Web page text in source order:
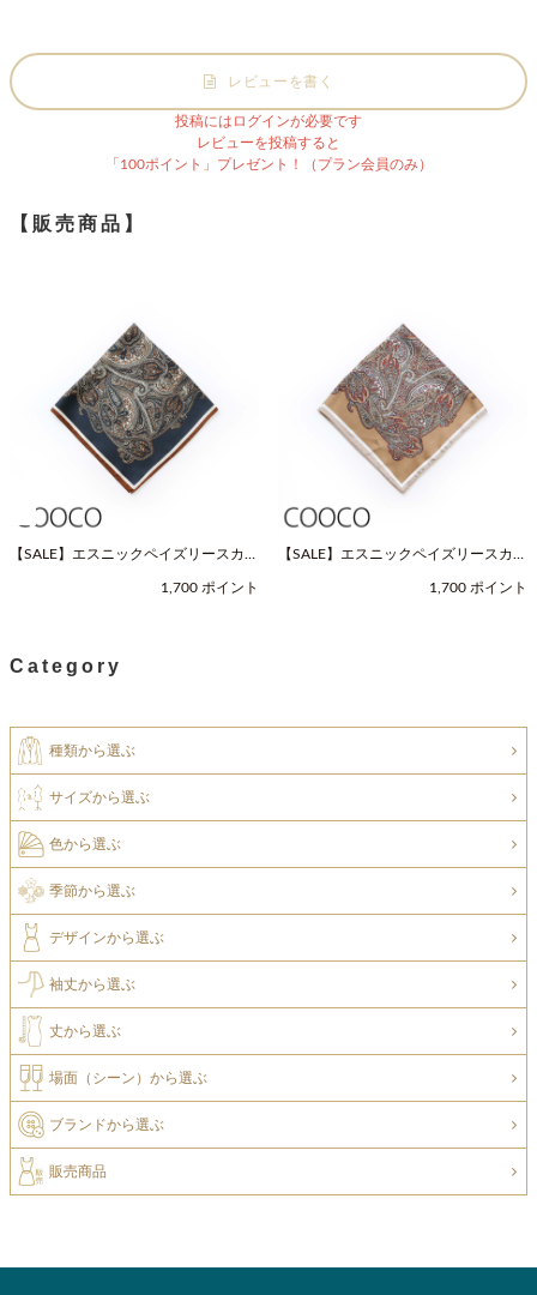
レビューを書く
投稿にはログインが必要です
レビューを投稿すると
「100ポイント」プレゼント！（プラン会員のみ）
【販売商品】
【SALE】エスニックペイズリースカー
1,700 ポイント
【SALE】エスニックペイズリースカー
1,700 ポイント
Category
種類から選ぶ
サイズから選ぶ
色から選ぶ
季節から選ぶ
デザインから選ぶ
袖丈から選ぶ
丈から選ぶ
場面（シーン）から選ぶ
ブランドから選ぶ
販売商品